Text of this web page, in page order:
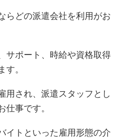
らどの派遣会社を利用がお
サポート、時給や資格取得
す。
用され、派遣スタッフとし
仕事です。
イトといった雇用形態の介